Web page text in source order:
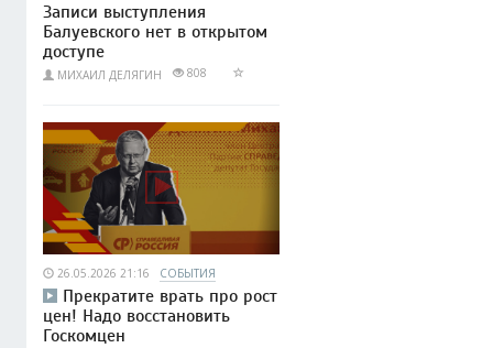
Записи выступления
Балуевского нет в открытом
доступе
МИХАИЛ ДЕЛЯГИН 808
26.05.2026 21:16 СОБЫТИЯ
Прекратите врать про рост
цен! Надо восстановить
Госкомцен